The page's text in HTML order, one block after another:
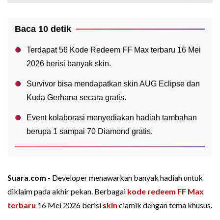
Baca 10 detik
Terdapat 56 Kode Redeem FF Max terbaru 16 Mei
2026 berisi banyak skin.
Survivor bisa mendapatkan skin AUG Eclipse dan
Kuda Gerhana secara gratis.
Event kolaborasi menyediakan hadiah tambahan
berupa 1 sampai 70 Diamond gratis.
Suara.com - Developer menawarkan banyak hadiah untuk
diklaim pada akhir pekan. Berbagai kode redeem FF Max
terbaru 16 Mei 2026 berisi skin ciamik dengan tema khusus.